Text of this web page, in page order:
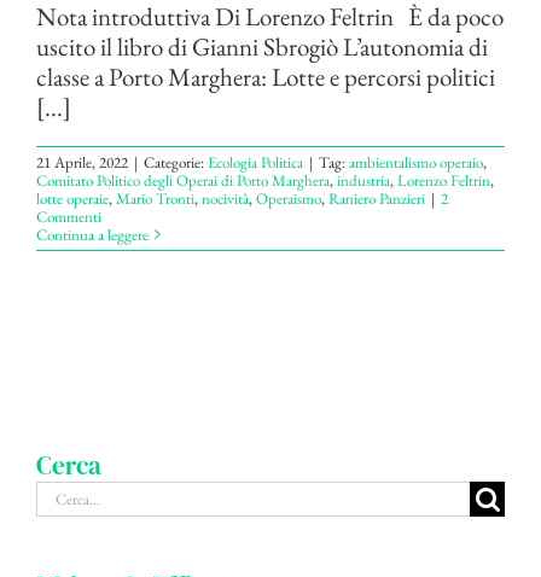
Nota introduttiva Di Lorenzo Feltrin È da poco
uscito il libro di Gianni Sbrogiò L’autonomia di
classe a Porto Marghera: Lotte e percorsi politici
[...]
21 Aprile, 2022 | Categorie:Ecologia Politica | Tag:ambientalismo operaio,
Comitato Politico degli Operai di Porto Marghera,industria,Lorenzo Feltrin,
lotte operaie,Mario Tronti,nocività,Operaismo,Raniero Panzieri | 2
Commenti
Continua a leggere
Cerca
Cerca
per: